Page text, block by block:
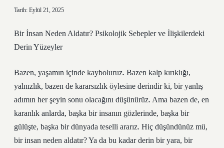
Tarih: Eylül 21, 2025
Bir İnsan Neden Aldatır? Psikolojik Sebepler ve İlişkilerdeki
Derin Yüzeyler
Bazen, yaşamın içinde kayboluruz. Bazen kalp kırıklığı,
yalnızlık, bazen de kararsızlık öylesine derindir ki, bir yanlış
adımın her şeyin sonu olacağını düşünürüz. Ama bazen de, en
karanlık anlarda, başka bir insanın gözlerinde, başka bir
gülüşte, başka bir dünyada teselli ararız. Hiç düşündünüz mü,
bir insan neden aldatır? Ya da bu kadar derin bir yara, bir